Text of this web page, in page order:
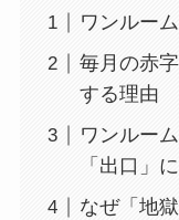
ワンルー
毎月の赤
する理由
ワンルー
「出口」
なぜ「地